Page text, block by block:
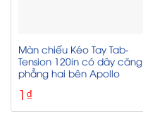
Màn chiếu Kéo Tay Tab-
Tension 120in có dây căng
phẳng hai bên Apollo
1₫